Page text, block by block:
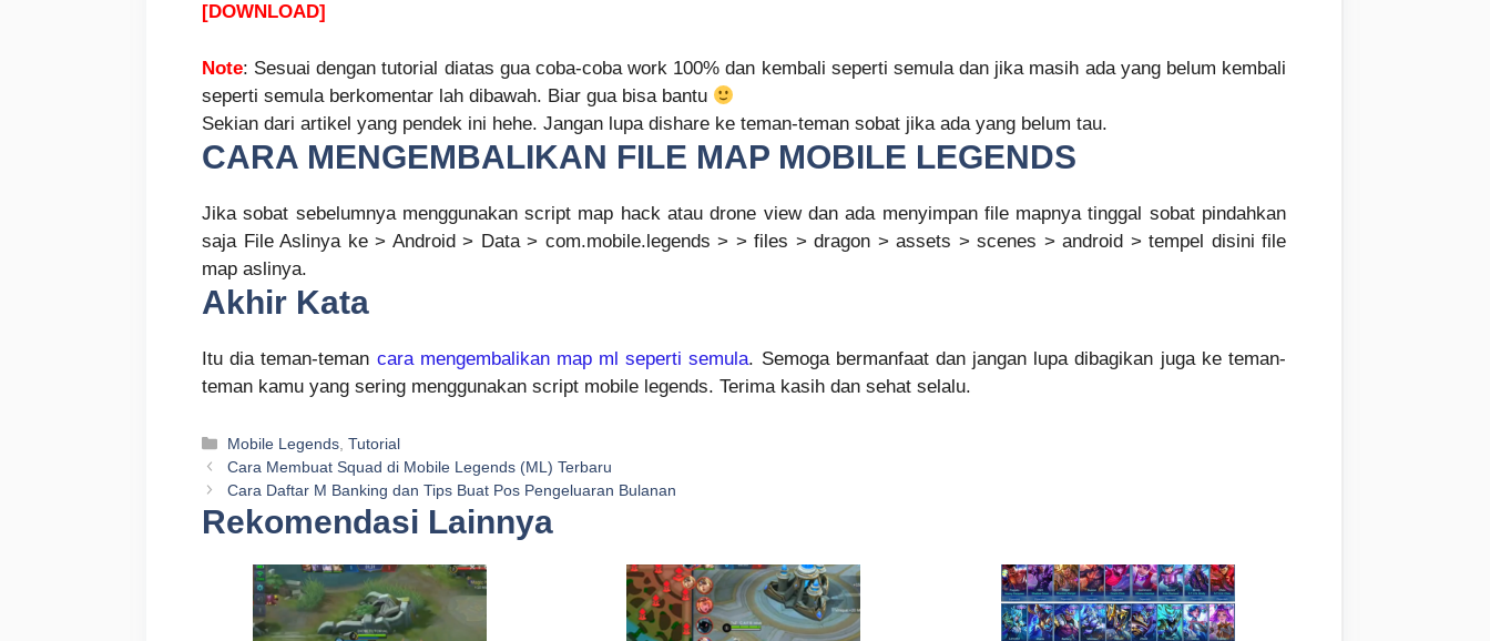
[DOWNLOAD]
Note: Sesuai dengan tutorial diatas gua coba-coba work 100% dan kembali seperti semula dan jika masih ada yang belum kembali
seperti semula berkomentar lah dibawah. Biar gua bisa bantu
Sekian dari artikel yang pendek ini hehe. Jangan lupa dishare ke teman-teman sobat jika ada yang belum tau.
CARA MENGEMBALIKAN FILE MAP MOBILE LEGENDS
Jika sobat sebelumnya menggunakan script map hack atau drone view dan ada menyimpan file mapnya tinggal sobat pindahkan
saja File Aslinya ke > Android > Data > com.mobile.legends > > files > dragon > assets > scenes > android > tempel disini file
map aslinya.
Akhir Kata
Itu dia teman-teman cara mengembalikan map ml seperti semula. Semoga bermanfaat dan jangan lupa dibagikan juga ke teman-
teman kamu yang sering menggunakan script mobile legends. Terima kasih dan sehat selalu.
Kategori
Mobile Legends ,Tutorial
Cara Membuat Squad di Mobile Legends (ML) Terbaru
Cara Daftar M Banking dan Tips Buat Pos Pengeluaran Bulanan
Rekomendasi Lainnya